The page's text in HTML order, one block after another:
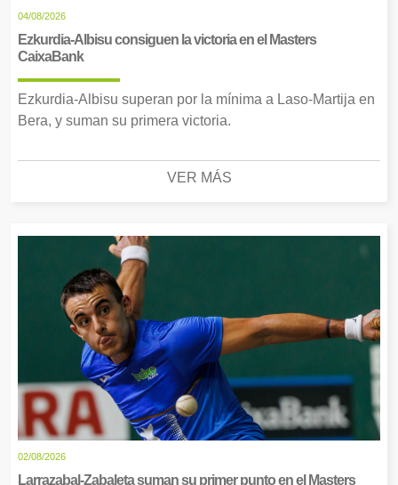
04/08/2026
Ezkurdia-Albisu consiguen la victoria en el Masters
CaixaBank
Ezkurdia-Albisu superan por la mínima a Laso-Martija en
Bera, y suman su primera victoria.
VER MÁS
02/08/2026
Larrazabal-Zabaleta suman su primer punto en el Masters